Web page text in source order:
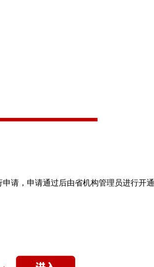
请，申请通过后由省机构管理员进行开通